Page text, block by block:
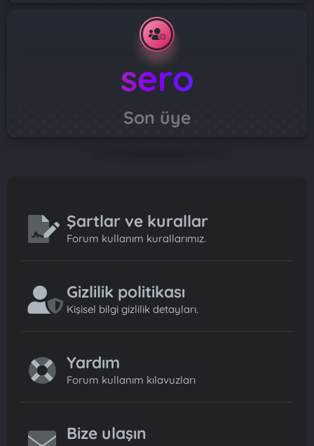
sero
Son üye
Şartlar ve kurallar
Forum kullanım kurallarımız.
Gizlilik politikası
Kişisel bilgi gizlilik detayları.
Yardım
Forum kullanım kılavuzları
Bize ulaşın